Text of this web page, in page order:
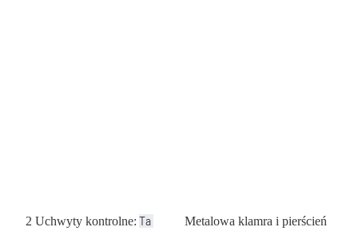
2 Uchwyty kontrolne: Ta
Metalowa klamra i pierścień